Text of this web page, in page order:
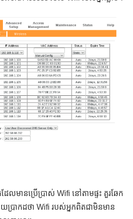
ែលមានប្រើប្រាស់ Wifi នៅតាមផ្ទះ គួរឆែក
ប្រាកដថា Wifi របស់អ្នកពិតជាមិនមាន